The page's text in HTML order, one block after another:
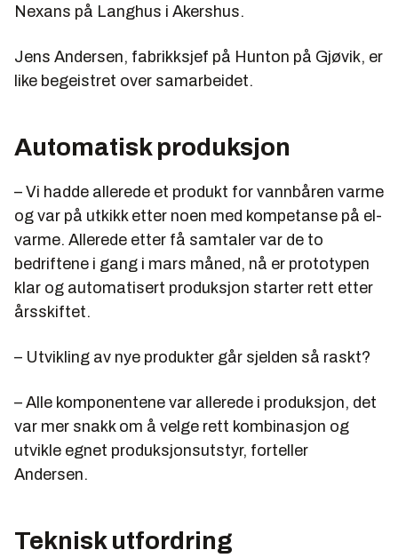
Nexans på Langhus i Akershus.
Jens Andersen, fabrikksjef på Hunton på Gjøvik, er
like begeistret over samarbeidet.
Automatisk produksjon
– Vi hadde allerede et produkt for vannbåren varme
og var på utkikk etter noen med kompetanse på el-
varme. Allerede etter få samtaler var de to
bedriftene i gang i mars måned, nå er prototypen
klar og automatisert produksjon starter rett etter
årsskiftet.
– Utvikling av nye produkter går sjelden så raskt?
– Alle komponentene var allerede i produksjon, det
var mer snakk om å velge rett kombinasjon og
utvikle egnet produksjonsutstyr, forteller
Andersen.
Teknisk utfordring